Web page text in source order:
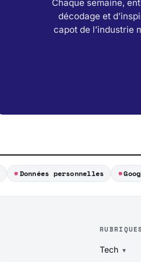
Chaque semaine,
décodage et
capot de l’industrie
Données personnelles
Tech